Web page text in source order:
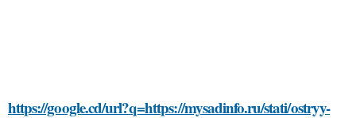
https://google.cd/url?q=https://mysadinfo.ru/stati/ostryy-